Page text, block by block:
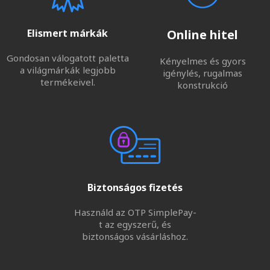
Elismert márkák
Gondosan válogatott paletta
a világmárkák legjobb
termékeivel.
Online hitel
Kényelmes és gyors
igénylés, rugalmas
konstrukció
Biztonságos fizetés
Használd az OTP SimplePay-
t az egyszerű, és
biztonságos vásárláshoz.